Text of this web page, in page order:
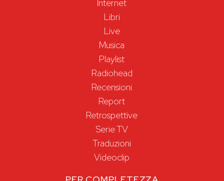
Internet
Libri
Live
Musica
Playlist
Radiohead
Recensioni
Report
Retrospettive
Serie TV
Traduzioni
Videoclip